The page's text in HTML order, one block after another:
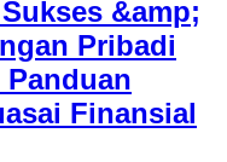
&amp;
Pribadi
Panduan
Finansial